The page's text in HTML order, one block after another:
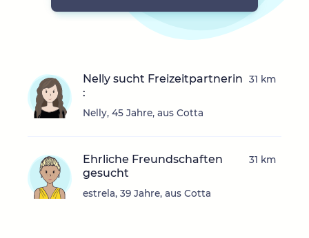
Nelly sucht Freizeitpartnerin
:
Nelly, 45 Jahre, aus Cotta
31 km
Ehrliche Freundschaften
gesucht
estrela, 39 Jahre, aus Cotta
31 km